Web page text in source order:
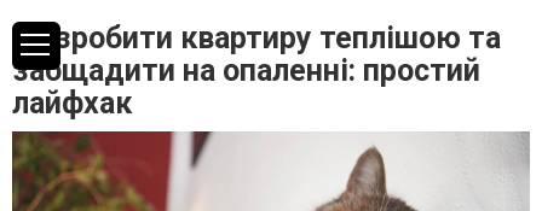
Як зробити квартиру теплішою та
заощадити на опаленні: простий
лайфхак